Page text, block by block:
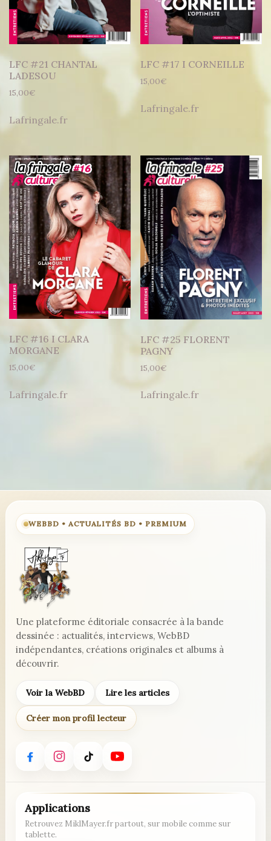
LFC #21 CHANTAL
LADESOU
15,00€
Lafringale.fr
LFC #17 I CORNEILLE
15,00€
Lafringale.fr
LFC #16 I CLARA
MORGANE
15,00€
Lafringale.fr
LFC #25 FLORENT
PAGNY
15,00€
Lafringale.fr
WEBBD • ACTUALITÉS BD • PREMIUM
Une plateforme éditoriale consacrée à la bande
dessinée : actualités, interviews, WebBD
indépendantes, créations originales et albums à
découvrir.
Voir la WebBD Lire les articles
Créer mon profil lecteur
Applications
Retrouvez MiklMayer.fr partout, sur mobile comme sur
tablette.